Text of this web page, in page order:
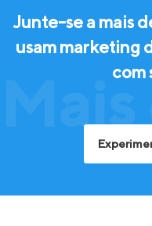
Junte-se a mais
usam marketing
com